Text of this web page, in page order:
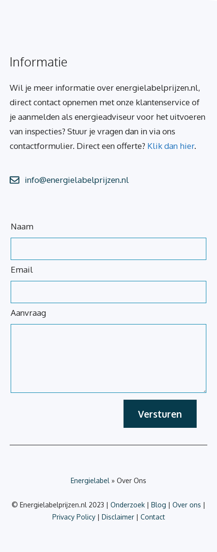
Informatie
Wil je meer informatie over energielabelprijzen.nl,
direct contact opnemen met onze klantenservice of
je aanmelden als energieadviseur voor het uitvoeren
van inspecties? Stuur je vragen dan in via ons
contactformulier. Direct een offerte? Klik dan hier.
info@energielabelprijzen.nl
Laat
dit
blanco
Naam
Email
Aanvraag
Versturen
Energielabel » Over Ons
© Energielabelprijzen.nl 2023 | Onderzoek | Blog | Over ons |
Privacy Policy| Disclaimer| Contact